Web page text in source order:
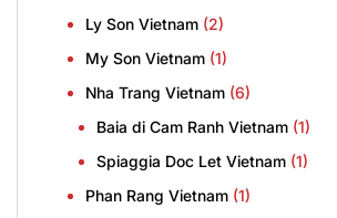
Ly Son Vietnam (2)
My Son Vietnam (1)
Nha Trang Vietnam (6)
Baia di Cam Ranh Vietnam (1)
Spiaggia Doc Let Vietnam (1)
Phan Rang Vietnam (1)